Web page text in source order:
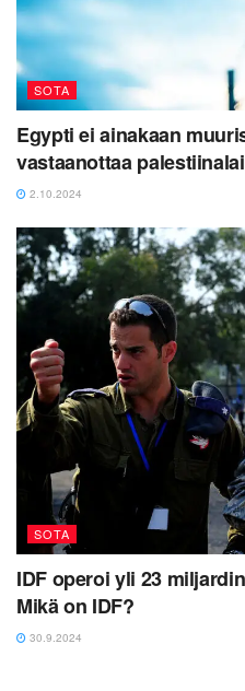
SOTA
Egypti ei ainakaan
vastaanottaa
2.10.2024
SOTA
IDF operoi yli 23
Mikä on IDF?
30.9.2024